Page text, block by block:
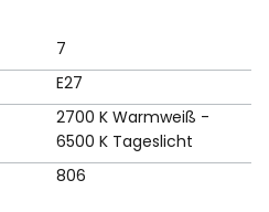
7
E27
2700 K Warmweiß -
6500 K Tageslicht
806